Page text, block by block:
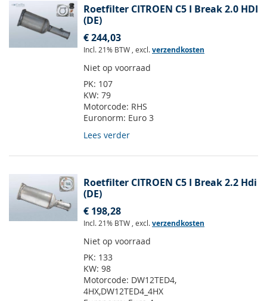
Roetfilter CITROEN C5 I Break 2.0 HDI
(DE)
€ 244,03
Incl. 21% BTW , excl.verzendkosten
Niet op voorraad
PK: 107
KW: 79
Motorcode: RHS
Euronorm: Euro 3
Lees verder
Roetfilter CITROEN C5 I Break 2.2 Hdi
(DE)
€ 198,28
Incl. 21% BTW , excl.verzendkosten
Niet op voorraad
PK: 133
KW: 98
Motorcode: DW12TED4,
4HX,DW12TED4_4HX